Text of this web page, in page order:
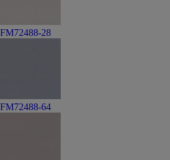
FM72488-28
FM72488-64